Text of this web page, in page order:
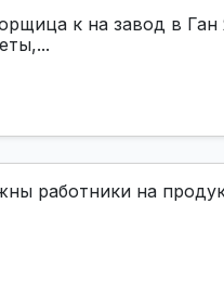
к на завод в Ган
работники на